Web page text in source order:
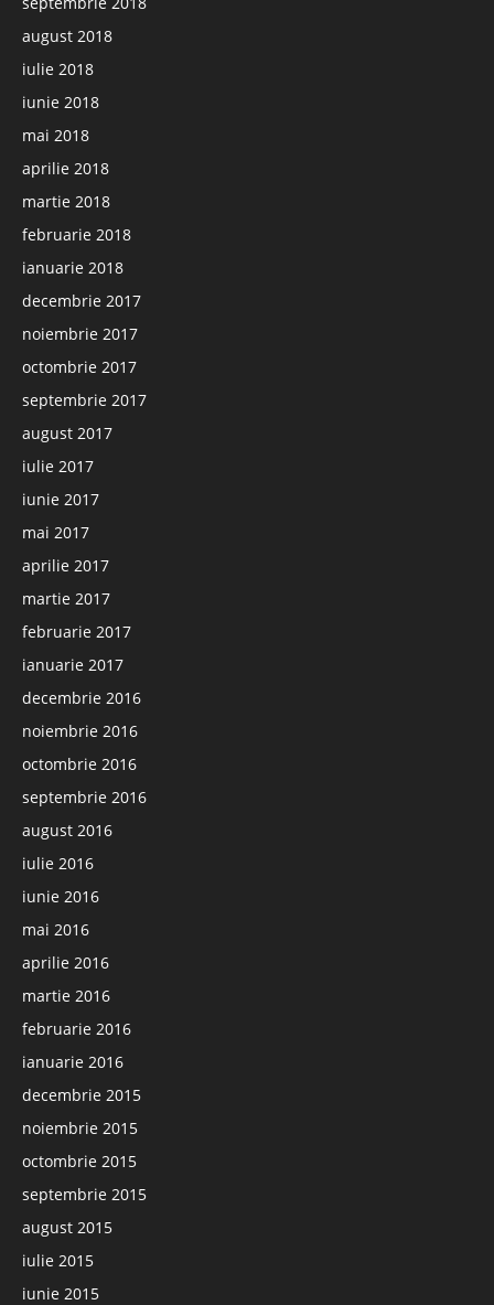
august 2018
iulie 2018
iunie 2018
mai 2018
aprilie 2018
martie 2018
februarie 2018
ianuarie 2018
decembrie 2017
noiembrie 2017
octombrie 2017
septembrie 2017
august 2017
iulie 2017
iunie 2017
mai 2017
aprilie 2017
martie 2017
februarie 2017
ianuarie 2017
decembrie 2016
noiembrie 2016
octombrie 2016
septembrie 2016
august 2016
iulie 2016
iunie 2016
mai 2016
aprilie 2016
martie 2016
februarie 2016
ianuarie 2016
decembrie 2015
noiembrie 2015
octombrie 2015
septembrie 2015
august 2015
iulie 2015
iunie 2015